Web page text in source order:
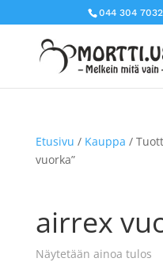
044 304 7032
Etusivu / Kauppa /
vuorka”
airrex
Näytetään ainoa tulos